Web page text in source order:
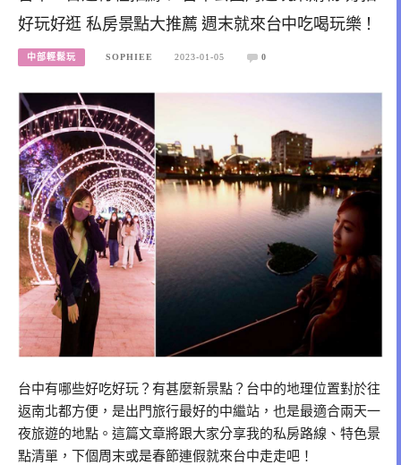
好玩好逛 私房景點大推薦 週末就來台中吃喝玩樂！
中部輕鬆玩 SOPHIEE 2023-01-05 0
台中有哪些好吃好玩？有甚麼新景點？台中的地理位置對於往
返南北都方便，是出門旅行最好的中繼站，也是最適合兩天一
夜旅遊的地點。這篇文章將跟大家分享我的私房路線、特色景
點清單，下個周末或是春節連假就來台中走走吧！